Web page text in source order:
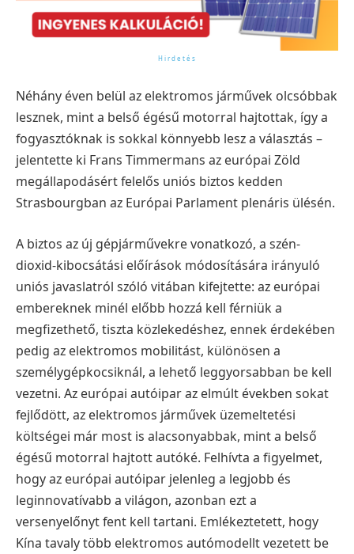
Néhány éven belül az elektromos járművek olcsóbbak
lesznek, mint a belső égésű motorral hajtottak, így a
fogyasztóknak is sokkal könnyebb lesz a választás –
jelentette ki Frans Timmermans az európai Zöld
megállapodásért felelős uniós biztos kedden
Strasbourgban az Európai Parlament plenáris ülésén.
A biztos az új gépjárművekre vonatkozó, a szén-
dioxid-kibocsátási előírások módosítására irányuló
uniós javaslatról szóló vitában kifejtette: az európai
embereknek minél előbb hozzá kell férniük a
megfizethető, tiszta közlekedéshez, ennek érdekében
pedig az elektromos mobilitást, különösen a
személygépkocsiknál, a lehető leggyorsabban be kell
vezetni. Az európai autóipar az elmúlt években sokat
fejlődött, az elektromos járművek üzemeltetési
költségei már most is alacsonyabbak, mint a belső
égésű motorral hajtott autóké. Felhívta a figyelmet,
hogy az európai autóipar jelenleg a legjobb és
leginnovatívabb a világon, azonban ezt a
versenyelőnyt fent kell tartani. Emlékeztetett, hogy
Kína tavaly több elektromos autómodellt vezetett be